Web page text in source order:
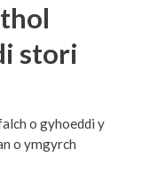
stori
o gyhoeddi y
o ymgyrch